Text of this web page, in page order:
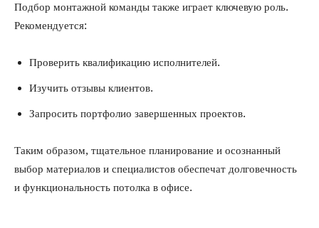
Подбор монтажной команды также играет ключевую роль.
Рекомендуется:
Проверить квалификацию исполнителей.
Изучить отзывы клиентов.
Запросить портфолио завершенных проектов.
Таким образом, тщательное планирование и осознанный
выбор материалов и специалистов обеспечат долговечность
и функциональность потолка в офисе.